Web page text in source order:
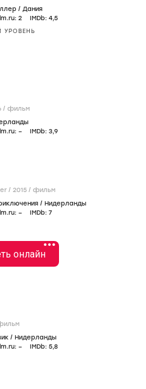
/ Дания
2 IMDb: 4,5
УРОВЕНЬ
/ фильм
– IMDb: 3,9
Michiel de Ruyter / 2015 / фильм
/ Нидерланды
– IMDb: 7
•••
онлайн
/ Нидерланды
– IMDb: 5,8